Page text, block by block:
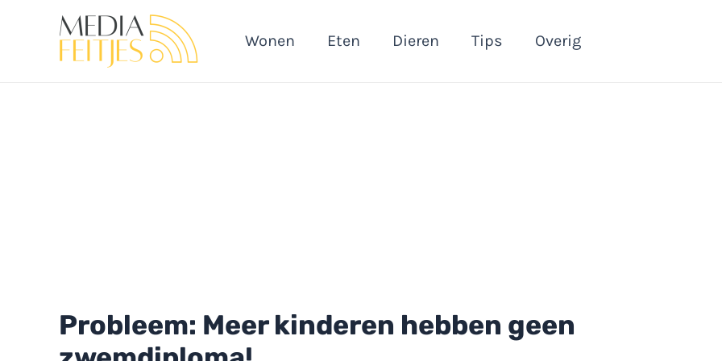
Wonen Eten Dieren Tips Overig
Probleem: Meer kinderen hebben geen